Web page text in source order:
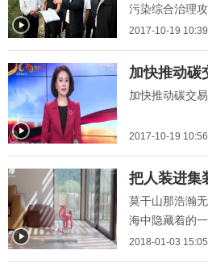
污染综合治理
染、改善环境
坚战。
2017-10-19 10:39
" title="加快推动碳交易落
地落实 更好实现绿色低碳
发展">
加快推动碳
加快推动碳交
2017-10-19 10:56
" title="把人装进集装箱，
中国最具特色的低碳设计
民宿">
把人装进集
莫干山那浩瀚
海中隐藏着的
计一种有态度的
2018-01-03 15:05